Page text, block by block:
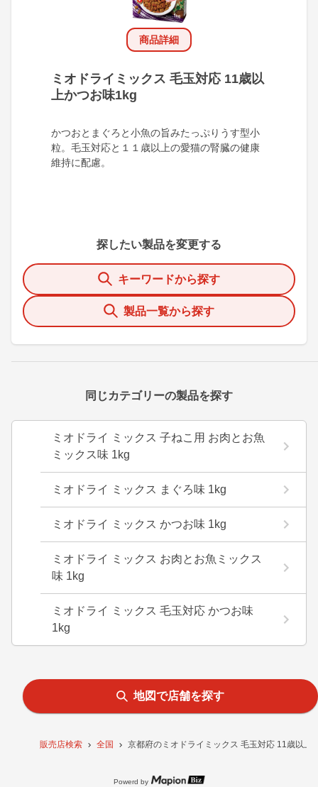
販売店検索 全国 京都府のミオドライミックス 毛玉対応 11歳以上
商品詳細
ミオドライミックス 毛玉対応 11歳以
上かつお味1kg
かつおとまぐろと小魚の旨みたっぷりうす型小
粒。毛玉対応と１１歳以上の愛猫の腎臓の健康
維持に配慮。
探したい製品を変更する
キーワードから探す
製品一覧から探す
同じカテゴリーの製品を探す
ミオドライ ミックス 子ねこ用 お肉とお魚
ミックス味 1kg
ミオドライ ミックス まぐろ味 1kg
ミオドライ ミックス かつお味 1kg
ミオドライ ミックス お肉とお魚ミックス
味 1kg
ミオドライ ミックス 毛玉対応 かつお味
1kg
地図で店舗を探す
Powerd by